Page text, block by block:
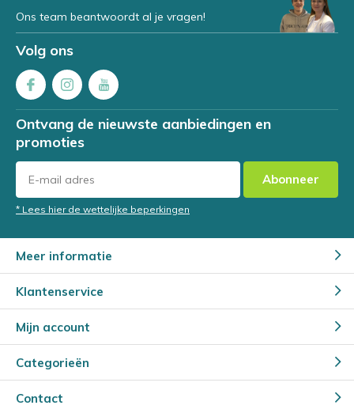
Ons team beantwoordt al je vragen!
Volg ons
Ontvang de nieuwste aanbiedingen en
promoties
Abonneer
* Lees hier de wettelijke beperkingen
Meer informatie
Klantenservice
Mijn account
Categorieën
Contact